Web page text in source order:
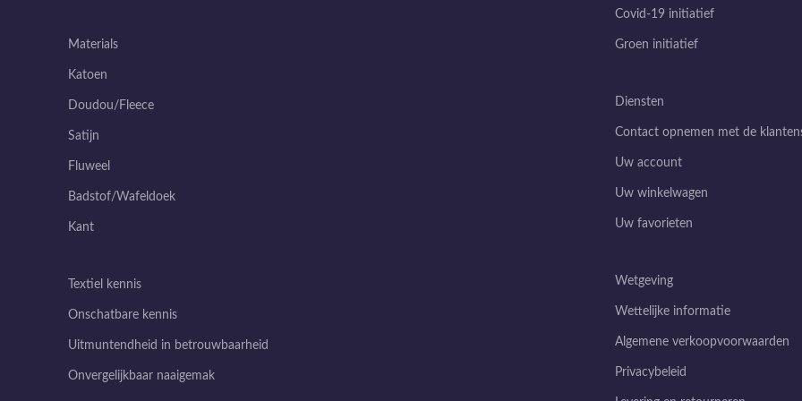
Materials
Katoen
Doudou/Fleece
Satijn
Fluweel
Badstof/Wafeldoek
Kant
Textiel kennis
Onschatbare kennis
Uitmuntendheid in betrouwbaarheid
Onvergelijkbaar naaigemak
Covid-19 initiatief
Groen initiatief
Diensten
Contact opnemen met de
Uw account
Uw winkelwagen
Uw favorieten
Wetgeving
Wettelijke informatie
Algemene verkoopvoorwaarden
Privacybeleid